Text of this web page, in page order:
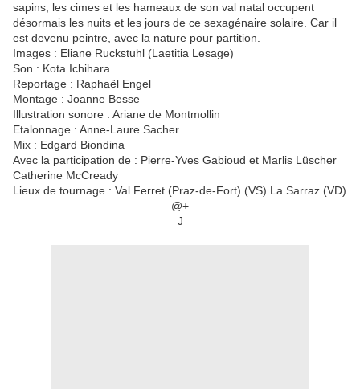
sapins, les cimes et les hameaux de son val natal occupent
désormais les nuits et les jours de ce sexagénaire solaire. Car il
est devenu peintre, avec la nature pour partition.
Images : Eliane Ruckstuhl (Laetitia Lesage)
Son : Kota Ichihara
Reportage : Raphaël Engel
Montage : Joanne Besse
Illustration sonore : Ariane de Montmollin
Etalonnage : Anne-Laure Sacher
Mix : Edgard Biondina
Avec la participation de : Pierre-Yves Gabioud et Marlis Lüscher
Catherine McCready
Lieux de tournage : Val Ferret (Praz-de-Fort) (VS) La Sarraz (VD)
@+
J